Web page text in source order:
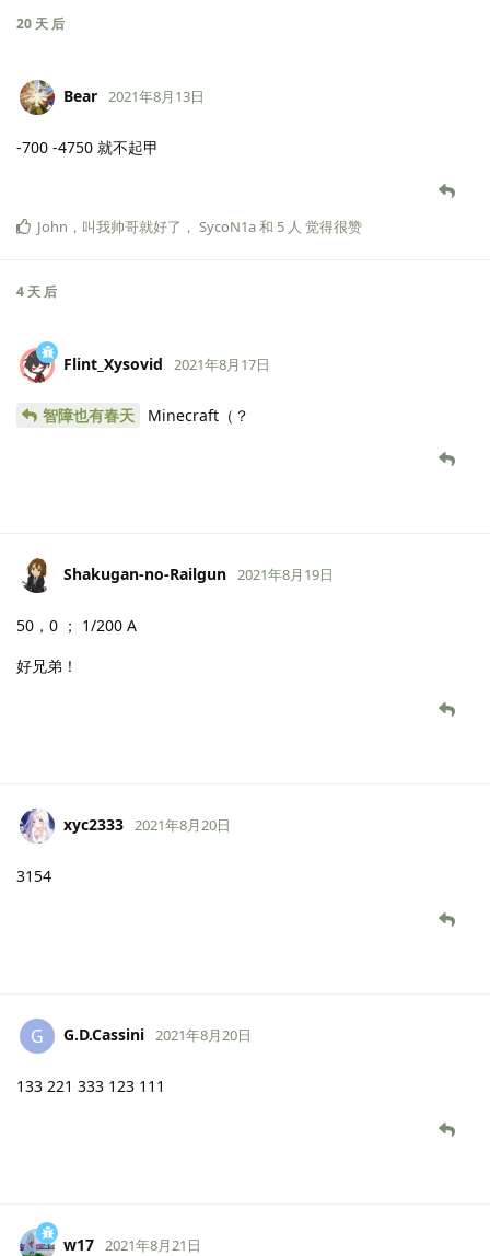
20 天 后
Bear 2021年8月13日
-700 -4750 就不起甲
John ， 叫我帅哥就好了 ， SycoN1a和 5 人 觉得很赞
4 天 后
Flint_Xysovid 2021年8月17日
智障也有春天 Minecraft（？
Shakugan-no-Railgun 2021年8月19日
50，0 ； 1/200 A
好兄弟！
xyc2333 2021年8月20日
3154
G G.D.Cassini 2021年8月20日
133 221 333 123 111
w17 2021年8月21日